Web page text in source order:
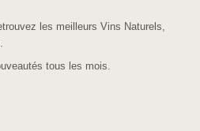
les meilleurs Vins Naturels,
tous les mois.